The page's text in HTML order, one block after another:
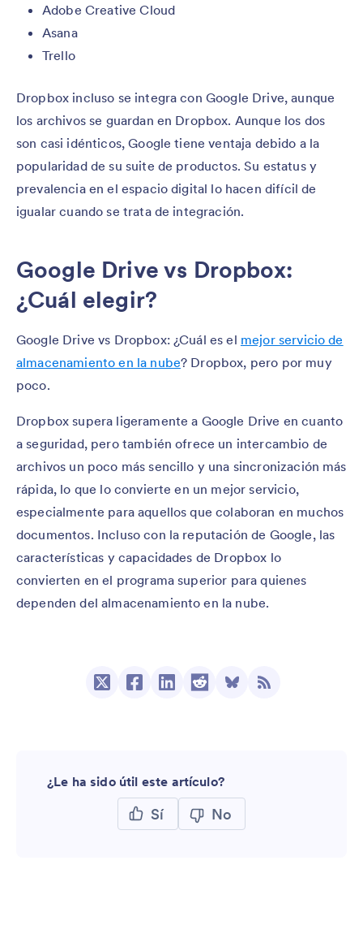
Adobe Creative Cloud
Asana
Trello
Dropbox incluso se integra con Google Drive, aunque
los archivos se guardan en Dropbox. Aunque los dos
son casi idénticos, Google tiene ventaja debido a la
popularidad de su suite de productos. Su estatus y
prevalencia en el espacio digital lo hacen difícil de
igualar cuando se trata de integración.
Google Drive vs Dropbox:
¿Cuál elegir?
Google Drive vs Dropbox: ¿Cuál es el mejor servicio de
almacenamiento en la nube? Dropbox, pero por muy
poco.
Dropbox supera ligeramente a Google Drive en cuanto
a seguridad, pero también ofrece un intercambio de
archivos un poco más sencillo y una sincronización más
rápida, lo que lo convierte en un mejor servicio,
especialmente para aquellos que colaboran en muchos
documentos. Incluso con la reputación de Google, las
características y capacidades de Dropbox lo
convierten en el programa superior para quienes
dependen del almacenamiento en la nube.
¿Le ha sido útil este artículo?
Sí No